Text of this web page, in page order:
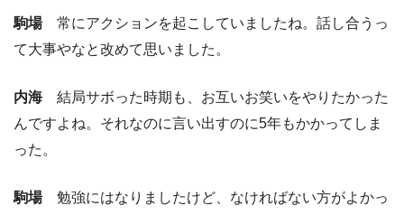
駒場常にアクションを起こしていましたね。話し合うっ
て大事やなと改めて思いました。
内海 結局サボった時期も、お互いお笑いをやりたかった
んですよね。それなのに言い出すのに5年もかかってしま
った。
駒場勉強にはなりましたけど、なければない方がよかっ